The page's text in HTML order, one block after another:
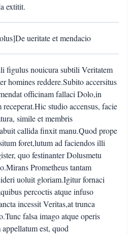
extitit.
ueritate et mendacio
figulus nouicura subtili Veritatem
homines reddere.Subito accersitus
officinam fallaci Dolo,in
studio accensus, facie
simile et membris
callida finxit manu.Quod prope
foret,lutum ad faciendos illi
quo festinanter Dolusmetu
Prometheus tantam
uoluit gloriam.Igitur fornaci
percoctis atque infuso
incessit Veritas,at trunca
falsa imago atque operis
est, quod